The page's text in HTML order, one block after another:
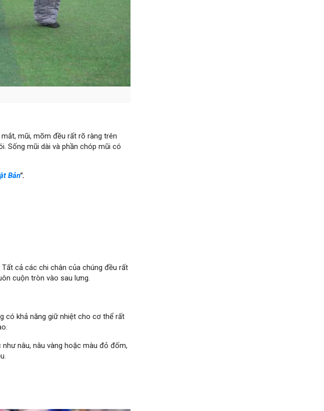
mũi, mõm đều rất rõ ràng trên
Sống mũi dài và phần chóp mũi có
Bản".
cả các chi chân của chúng đều rất
cuộn tròn vào sau lưng.
có khả năng giữ nhiệt cho cơ thể rất
nâu, nâu vàng hoặc màu đỏ đốm,